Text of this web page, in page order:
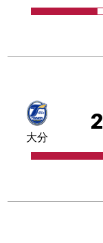
2
大分